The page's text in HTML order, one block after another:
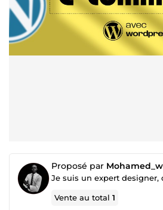
Proposé par
Vente au total1